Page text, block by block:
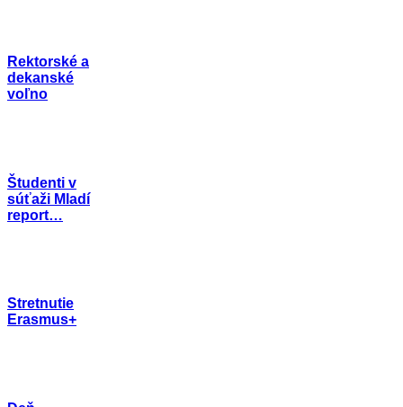
Rektorské a
dekanské
voľno
Študenti v
súťaži Mladí
report…
Stretnutie
Erasmus+